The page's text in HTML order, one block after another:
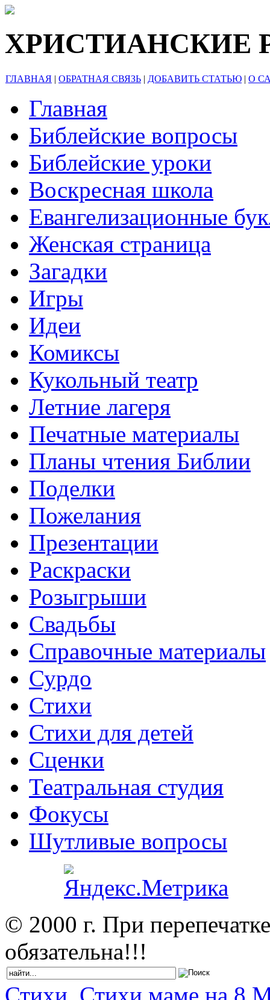
ХРИСТИАНСКИЕ
ГЛАВНАЯ | ОБРАТНАЯ СВЯЗЬ | ДОБАВИТЬ СТАТЬЮ | О
Главная
Библейские вопросы
Библейские уроки
Воскресная школа
Евангелизационные
Женская страница
Загадки
Игры
Идеи
Комиксы
Кукольный театр
Летние лагеря
Печатные материалы
Планы чтения Библии
Поделки
Пожелания
Презентации
Раскраски
Розыгрыши
Свадьбы
Справочные материалы
Сурдо
Стихи
Стихи для детей
Сценки
Театральная студия
Фокусы
Шутливые вопросы
© 2000 г. При
обязательна!!!
Стихи Стихи маме на 8